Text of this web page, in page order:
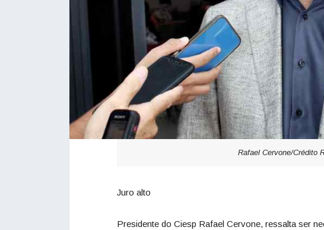
Rafael Cervone/Crédito
Juro alto
Presidente do Ciesp Rafael Cervone, ressalta ser